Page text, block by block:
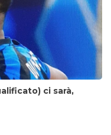
ci sarà,